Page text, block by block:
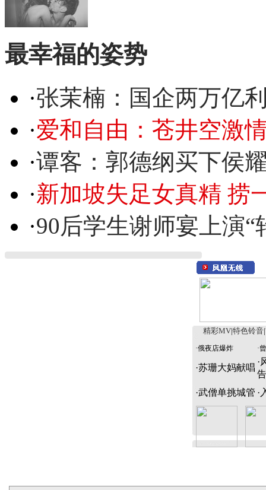
最幸福的姿势
·张茉楠：国企两万亿
·爱和自由：苍井空激
·谭客：郭德纲买下侯
·新加坡失足女真精 捞
·90后学生谢师宴上演“
精彩MV 特色铃音
·俄夜店爆炸 ·
·苏珊大妈献唱
·
告
·武僧单挑城管 ·